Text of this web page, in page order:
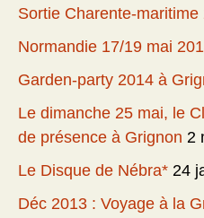
Sortie Charente-maritime
Normandie 17/19 mai
Garden-party 2014 à
Le dimanche 25 mai, le
de présence à Grignon 2
Le Disque de Nébra* 24
Déc 2013 : Voyage à la